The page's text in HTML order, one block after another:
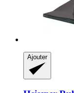
Ajouter